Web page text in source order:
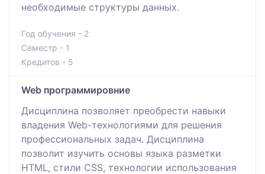
необходимые структуры данных.
Год обучения - 2
Семестр - 1
Кредитов - 5
Web программировние
Дисциплина позволяет преобрести навыки
владения Web-технологиями для решения
профессиональных задач. Дисциплина
позволит изучить основы языка разметки
HTML, стили CSS, технологии использования